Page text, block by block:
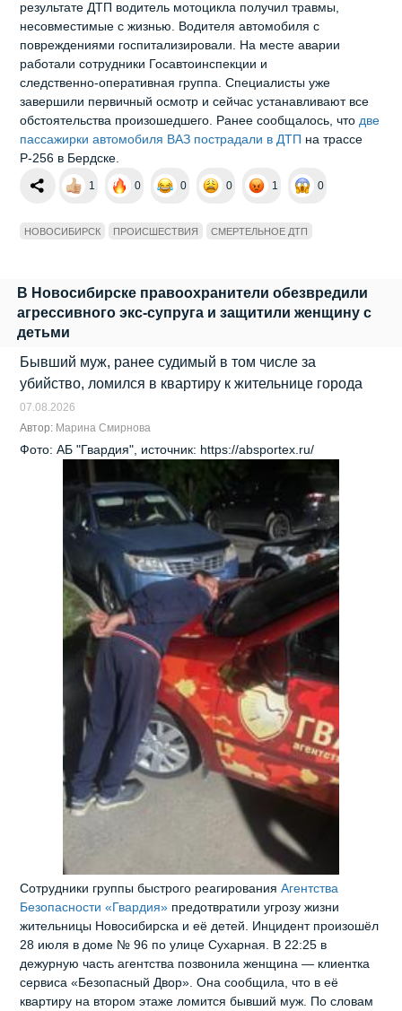
результате ДТП водитель мотоцикла получил травмы,
несовместимые с жизнью. Водителя автомобиля с
повреждениями госпитализировали. На месте аварии
работали сотрудники Госавтоинспекции и
следственно‑оперативная группа. Специалисты уже
завершили первичный осмотр и сейчас устанавливают все
обстоятельства произошедшего. Ранее сообщалось, чтодве
пассажирки автомобиля ВАЗ пострадали в ДТП на трассе
Р-256 в Бердске.
1 0 0 0 1 0
НОВОСИБИРСК ПРОИСШЕСТВИЯ СМЕРТЕЛЬНОЕ ДТП
В Новосибирске правоохранители обезвредили
агрессивного экс‑супруга и защитили женщину с
детьми
Бывший муж, ранее судимый в том числе за
убийство, ломился в квартиру к жительнице города
07.08.2026
Автор: Марина Смирнова
Фото: АБ "Гвардия", источник: https://absportex.ru/
Сотрудники группы быстрого реагированияАгентства
Безопасности «Гвардия» предотвратили угрозу жизни
жительницы Новосибирска и её детей. Инцидент произошёл
28 июля в доме № 96 по улице Сухарная. В 22:25 в
дежурную часть агентства позвонила женщина — клиентка
сервиса «Безопасный Двор». Она сообщила, что в её
квартиру на втором этаже ломится бывший муж. По словам